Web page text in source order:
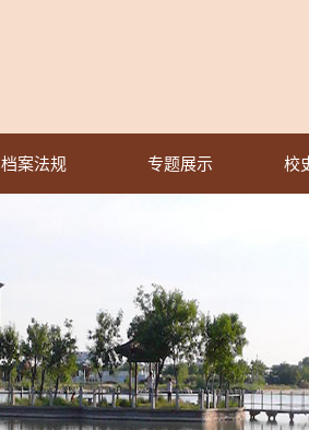
档案法规 专题展示 校